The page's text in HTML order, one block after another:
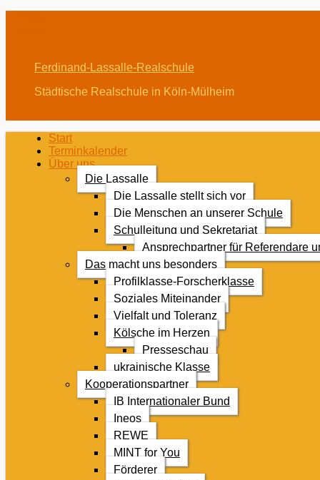
Ferdinand-Lassalle-Realschule
Städtische Realschule in Köln-Mülheim
Erstes
Menü
Zum
Inhalt:
Start
Terminkalender
Über uns
Die Lassalle
Die Lassalle stellt sich vor
Die Menschen an unserer Schule
Schulleitung und Sekretariat
Ansprechpartner für Referendare
Das macht uns besonders
Profilklasse-Forscherklasse
Soziales Miteinander
Vielfalt und Toleranz
Kölsche im Herzen
Presseschau
ukrainische Klasse
Kooperationspartner
IB Internationaler Bund
Ineos
REWE
MINT for You
Förderer